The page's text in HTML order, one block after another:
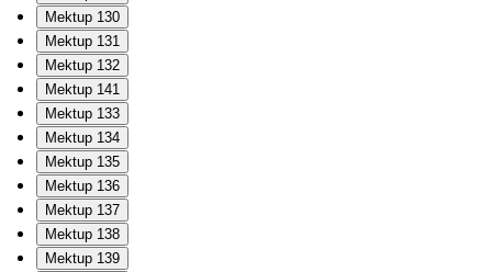
Mektup 130
Mektup 131
Mektup 132
Mektup 141
Mektup 133
Mektup 134
Mektup 135
Mektup 136
Mektup 137
Mektup 138
Mektup 139